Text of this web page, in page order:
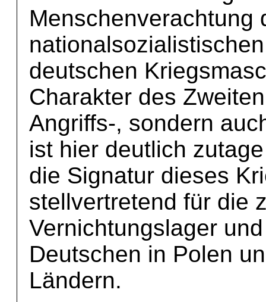
Menschenverachtung
deutschen
Charakter des
Angriffs-, sondern
ist hier deutlich
die Signatur dieses
stellvertretend für die
Vernichtungslager
Deutschen in Polen
Ländern.